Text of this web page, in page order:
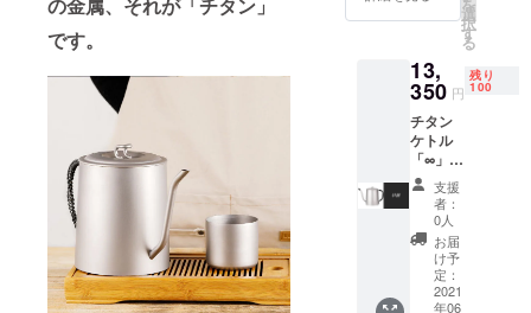
です。
より出
荷時期
が遅れ
る場合
があり
ます
円から
30％オ
デザイ
ン・仕
様は変
更にな
る可能
性もご
ざいま
す。ご
了承く
ださ
い。 ※
ご注文
状況、
選
択
す
る
13,
350 円
残り
100
チタン
ケトル
「∞」
1個
【税・
送料
込】
100名様
限定価
支援
者：
0人
お届
け予
定：
2021
年06